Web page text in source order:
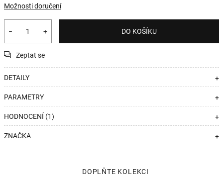
Možnosti doručení
+
− DO KOŠÍKU
Zeptat se
DETAILY +
PARAMETRY +
HODNOCENÍ (1) +
ZNAČKA +